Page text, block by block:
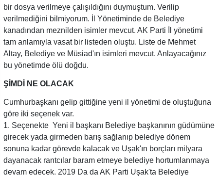
bir dosya verilmeye çalışıldığını duymuştum. Verilip
verilmediğini bilmiyorum. İl Yönetiminde de Belediye
kanadından meznilden isimler mevcut. AK Parti İl yönetimi
tam anlamıyla vasat bir listeden oluştu. Liste de Mehmet
Altay, Belediye ve Müsiad'ın isimleri mevcut. Anlayacağınız
bu yönetimde ölü doğdu.
ŞİMDİ NE OLACAK
Cumhurbaşkanı gelip gittiğine yeni il yönetimi de oluştuğuna
göre iki seçenek var.
1. Seçenekte Yeni il başkanı Belediye başkanının güdümüne
girecek yada girmeden barış sağlanıp belediye dönem
sonuna kadar görevde kalacak ve Uşak'ın borçları milyara
dayanacak rantcılar baram etmeye belediye hortumlanmaya
devam edecek. 2019 Da da AK Parti Uşak'ta Belediye